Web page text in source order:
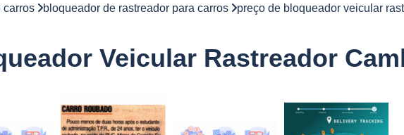
Monitoramento
de frotas
veiculares
Rastreador
Controle de Jornada Motorista
Controle de Abastecimento de
Controle de Frota
Controle de Frota de Caminhões
carros bloqueador de rastreador para carros preço de bloqueador veicular
Veicular Rastreador